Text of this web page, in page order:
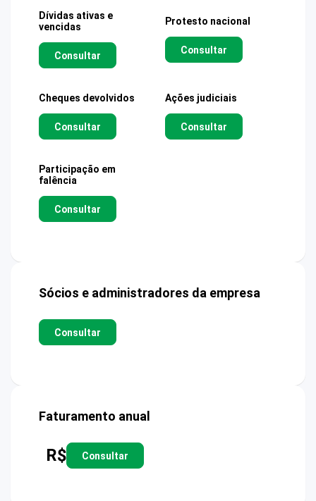
Dívidas ativas e
vencidas
Consultar
Protesto nacional
Consultar
Cheques devolvidos
Consultar
Ações judiciais
Consultar
Participação em
falência
Consultar
Sócios e administradores da empresa
Consultar
Faturamento anual
R$ Consultar